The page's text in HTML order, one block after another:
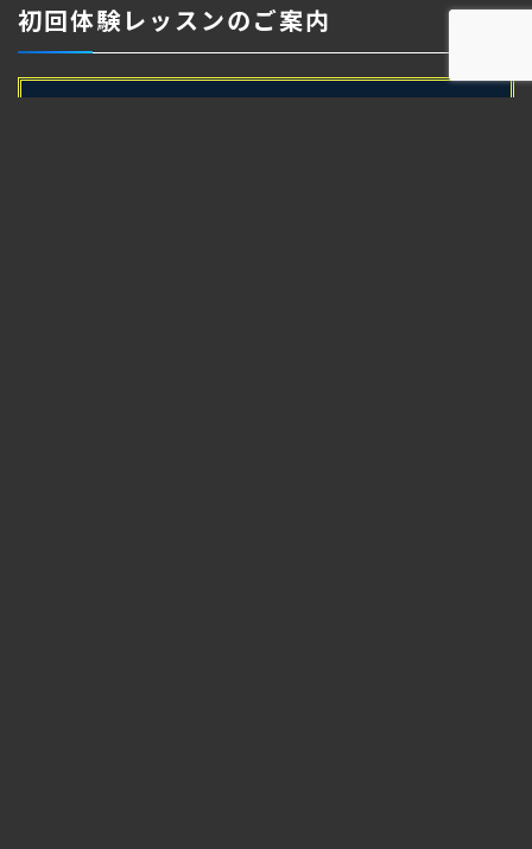
初回体験レッスンのご案内
電話 地図 体験予約